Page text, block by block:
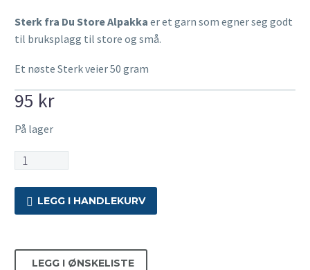
Sterk fra Du Store Alpakka er et garn som egner seg godt
til bruksplagg til store og små.
Et nøste Sterk veier 50 gram
95 kr
På lager
Sterk
Rose
899
LEGG I HANDLEKURV
LEGG I ØNSKELISTE